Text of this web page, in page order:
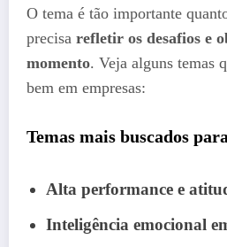
O tema é tão importante
precisa refletir os desafios e
momento. Veja alguns temas
bem em empresas:
Temas mais buscados
Alta performance e
Inteligência emocional